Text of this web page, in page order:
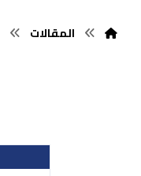
المقالات